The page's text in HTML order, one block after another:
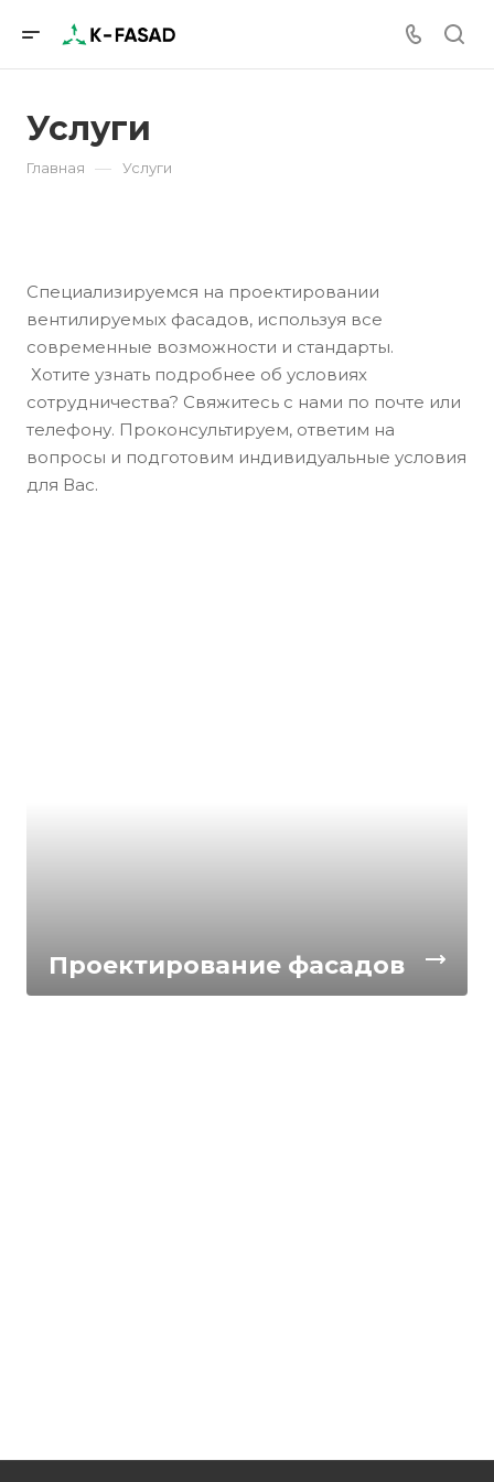
Услуги
Главная — Услуги
Специализируемся на проектировании
вентилируемых фасадов, используя все
современные возможности и стандарты.
Хотите узнать подробнее об условиях
сотрудничества? Свяжитесь с нами по почте или
телефону. Проконсультируем, ответим на
вопросы и подготовим индивидуальные условия
для Вас.
Проектирование фасадов